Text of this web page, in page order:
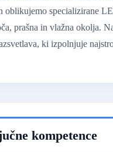
oblikujemo specializirane
prašna in vlažna okolja.
ki izpolnjuje
kompetence